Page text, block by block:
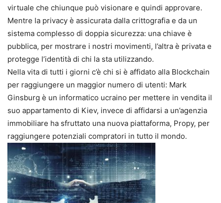
virtuale che chiunque può visionare e quindi approvare.
Mentre la privacy è assicurata dalla crittografia e da un
sistema complesso di doppia sicurezza: una chiave è
pubblica, per mostrare i nostri movimenti, l’altra è privata e
protegge l’identità di chi la sta utilizzando.
Nella vita di tutti i giorni c’è chi si è affidato alla Blockchain
per raggiungere un maggior numero di utenti: Mark
Ginsburg è un informatico ucraino per mettere in vendita il
suo appartamento di Kiev, invece di affidarsi a un’agenzia
immobiliare ha sfruttato una nuova piattaforma, Propy, per
raggiungere potenziali compratori in tutto il mondo.